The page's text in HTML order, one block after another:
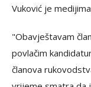
Vuković je
"Obavještavam
povlačim
članova